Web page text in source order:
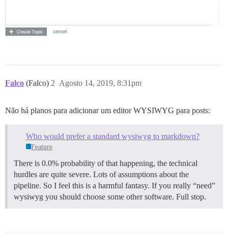
Falco (Falco) Agosto 14, 2019, 8:31pm
2
Não há planos para adicionar um editor WYSIWYG para posts:
Who would prefer a standard wysiwyg to markdown?
Feature
There is 0.0% probability of that happening, the technical
hurdles are quite severe. Lots of assumptions about the
pipeline. So I feel this is a harmful fantasy. If you really “need”
wysiwyg you should choose some other software. Full stop.